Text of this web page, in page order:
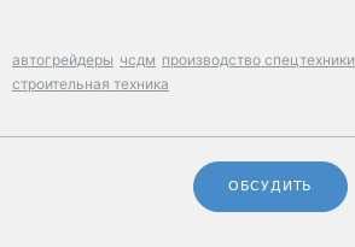
автогрейдеры чсдм производство спецтехники
строительная техника
ОБСУДИТЬ